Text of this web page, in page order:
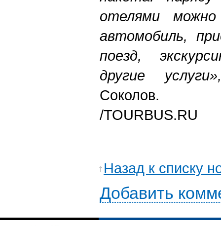
отелями
автомобиль,
поезд,
другие
Соколов.
/TOURBUS.RU
Назад к списку
Добавить